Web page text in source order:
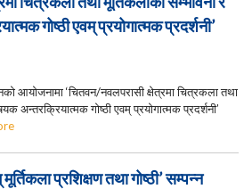
गोष्ठी एवम् प्रयोगात्मक प्रदर्शनी’
आयोजनामा ‘चितवन/नवलपरासी क्षेत्रमा चित्रकला तथा
अन्तरक्रियात्मक गोष्ठी एवम् प्रयोगात्मक प्रदर्शनी’
प्रशिक्षण तथा गोष्ठी’ सम्पन्न